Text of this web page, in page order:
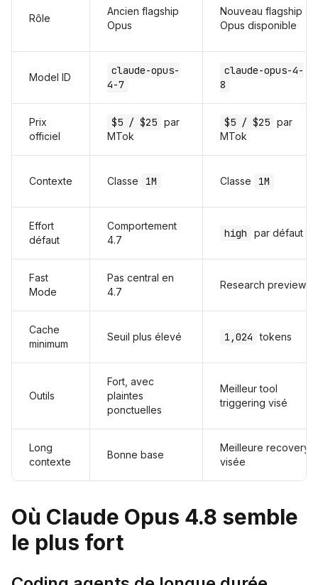
Rôle
Ancien flagship
Opus
Nouveau flagship
Opus disponible
Model ID
claude-opus-
4-7
claude-opus-4-
8
Prix
officiel
$5 / $25 par
MTok
$5 / $25 par
MTok
Contexte Classe 1M Classe 1M
Effort
défaut
Comportement
4.7
high par défaut
Fast
Mode
Pas central en
4.7
Research preview
Cache
minimum
Seuil plus élevé 1,024 tokens
Outils
Fort, avec
plaintes
ponctuelles
Meilleur tool
triggering visé
Long
contexte
Bonne base
Meilleure recovery
visée
Où Claude Opus 4.8 semble
le plus fort